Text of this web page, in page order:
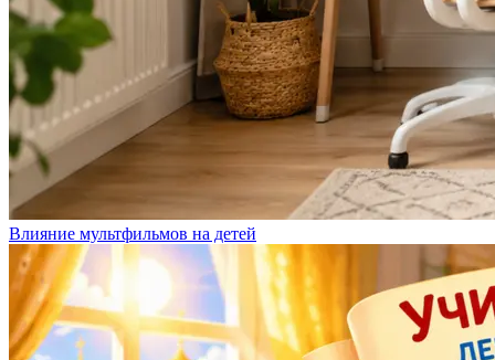
Влияние мультфильмов на детей